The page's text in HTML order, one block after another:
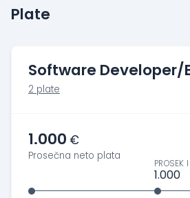
Plate
Software Developer/
2 plate
1.000 €
Prosečna neto plata
PROSEK
1.000